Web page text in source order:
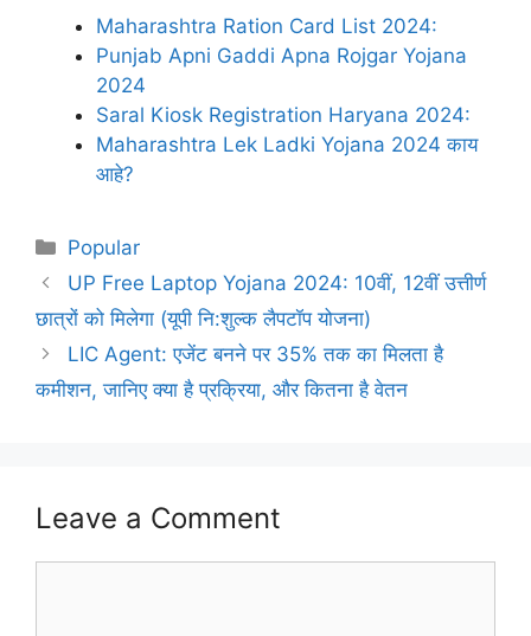
Maharashtra Ration Card List 2024:
Punjab Apni Gaddi Apna Rojgar Yojana
2024
Saral Kiosk Registration Haryana 2024:
Maharashtra Lek Ladki Yojana 2024 काय
आहे?
Categories
Popular
UP Free Laptop Yojana 2024: 10वीं, 12वीं उत्तीर्ण
छात्रों को मिलेगा (यूपी नि:शुल्क लैपटॉप योजना)
LIC Agent: एजेंट बनने पर 35% तक का मिलता है
कमीशन, जानिए क्या है प्रक्रिया, और कितना है वेतन
Leave a Comment